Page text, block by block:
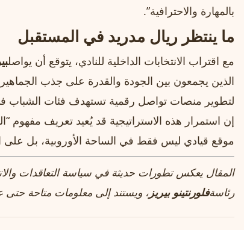
بالمهارة والاحترافية”.
ما ينتظر ريال مدريد في المستقبل
مع اقتراب الانتخابات الداخلية للنادي، يتوقع أن يواصل
الذين يجمعون بين الجودة والقدرة على جذب
لتطوير منصات تواصل رقمية تستهدف فئات الشباب في
إن استمرار هذه الاستراتيجية قد يُعيد تعريف مفهوم
موقع قيادي ليس فقط في الساحة الأوروبية، بل على
المقال يعكس تطورات حديثة في سياسة التعاقدات
رئاسةفلورنتينو بيريز ، ويستند إلى معلومات متاحة حتى عام